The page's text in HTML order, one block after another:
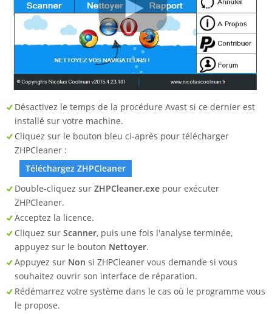
Désactivez le temps de la procédure Avast si ce dernier est
installé sur votre machine.
Cliquez sur le bouton bleu ci-après pour télécharger
ZHPCleaner :
Téléchargez ZHPCleaner
Double-cliquez sur ZHPCleaner.exe pour exécuter
ZHPCleaner.
Acceptez la licence.
Cliquez sur Scanner, puis une fois l'analyse terminée,
appuyez sur le bouton Nettoyer.
Appuyez sur Non si ZHPCleaner vous demande si vous
souhaitez ouvrir son interface de réparation.
Rédémarrez votre système dans le cas où le programme vous
le propose.